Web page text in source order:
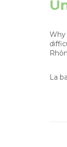
Why
La